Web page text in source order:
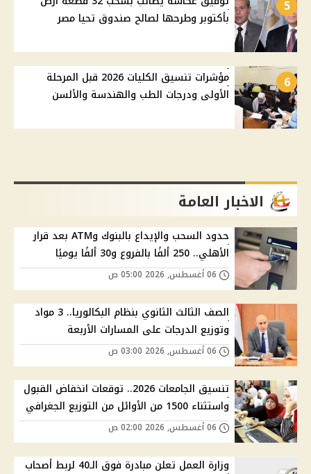
5
بأكتوبر وطرحها لصالح صندوق تحيا مصر
6
مؤشرات تنسيق الكليات 2026 قبل المرحلة
الأولى ودرجات الطب والهندسة والألسن
الاخبار العامة
حدود السحب والإيداع بالبنوك وATM بعد قرار
الأهلي.. 250 ألفًا بالفروع و30 ألفًا يوميًا
الصف الثالث الثانوي بنظام البكالوريا.. 3 مواد
وتوزيع الدرجات على المسارات الأربعة
تنسيق الجامعات 2026.. توقعات انخفاض القبول
واستثناء 1500 من الأوائل من التوزيع الجغرافي
وزارة العمل تعلن مبادرة فوق الـ40 لربط أصحاب